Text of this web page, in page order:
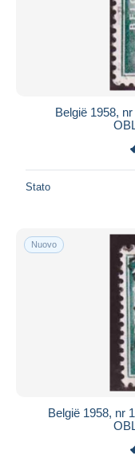
België 1958,
Stato
Nuovo
België 1958, nr